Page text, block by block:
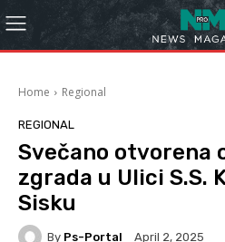
Home Regional
REGIONAL
Svečano otvorena
zgrada u Ulici S.S.
Sisku
By Ps-Portal April 2, 2025